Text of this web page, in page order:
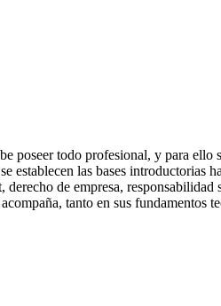
poseer todo profesional, y para
las bases introductorias
de empresa,
tanto en sus fundamentos